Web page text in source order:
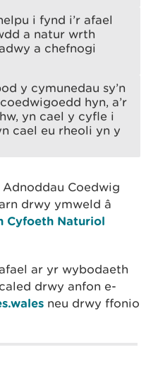
i fynd i’r afael
a natur wrth
a chefnogi
y cymunedau sy’n
hyn, a’r
yn cael y cyfle i
cael eu rheoli yn y
Coedwig
drwy ymweld â
Cyfoeth Naturiol
ar yr wybodaeth
drwy anfon e-
neu drwy ffonio